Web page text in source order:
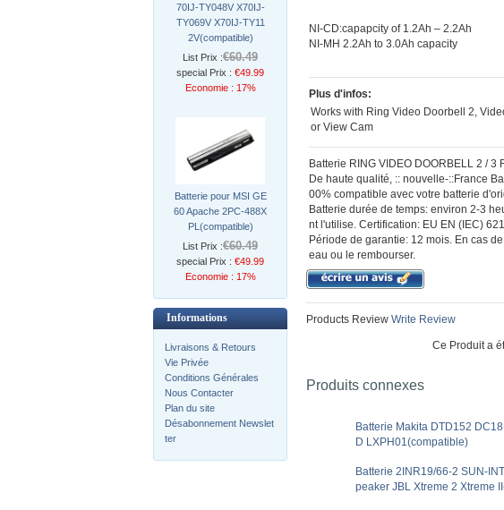
70IJ-TY048V X70IJ-
TY069V X70IJ-TY11
2V(compatible)
List Prix :€60.49
special Prix : €49.99
Economie : 17%
Batterie pour MSI GE
60 Apache 2PC-488X
PL(compatible)
List Prix :€60.49
special Prix : €49.99
Economie : 17%
Informations
Livraisons & Retours
Vie Privée
Conditions Générales
Nous Contacter
Plan du site
Désabonnement Newslet
ter
NI-CD:capapcity of 1.2Ah – 2.2Ah
NI-MH 2.2Ah to 3.0Ah capacity
Plus d'infos:
Works with Ring Video Doorbell 2,
or View Cam
Batterie RING VIDEO DOORBELL 2 /
De haute qualité, :: nouvelle-::France
00% compatible avec votre batterie
Batterie durée de temps: environ 2-3
nt l'utilise. Certification: EU EN (IEC)
Période de garantie: 12 mois. En cas
eau ou le rembourser.
Products Review Write Review
Ce Produit a
Produits connexes
Batterie Makita DTD152
D LXPH01(compatible)
Batterie 2INR19/66-2 SUN-
peaker JBL Xtreme 2 Xtreme